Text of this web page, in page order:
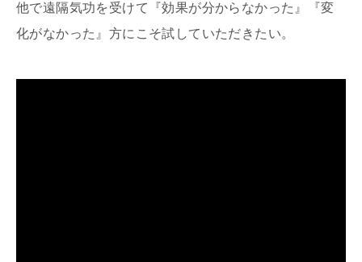
他で遠隔気功を受けて『効果が分からなかった』『変
化がなかった』方にこそ試していただきたい。